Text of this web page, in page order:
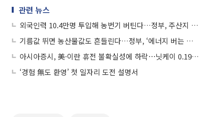
관련 뉴스
외국인력 10.4만명 투입해 농번기 버틴다…정부, 주산지 35곳 비상관리
기름값 뛰면 농산물값도 흔들린다…정부, ‘에너지 버는 농촌’ 로드맵 착수
아시아증시, 美·이란 휴전 불확실성에 하락⋯닛케이 0.19%↓
‘경험 無도 환영’ 첫 일자리 도전 설명서